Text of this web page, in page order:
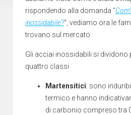
rispondendo alla domanda “
inossidabile?“, vediamo ora le
trovano sul mercato.
Gli acciai inossidabili si dividono
quattro classi
Martensitici: sono
termico e hanno
di carbonio compreso tra